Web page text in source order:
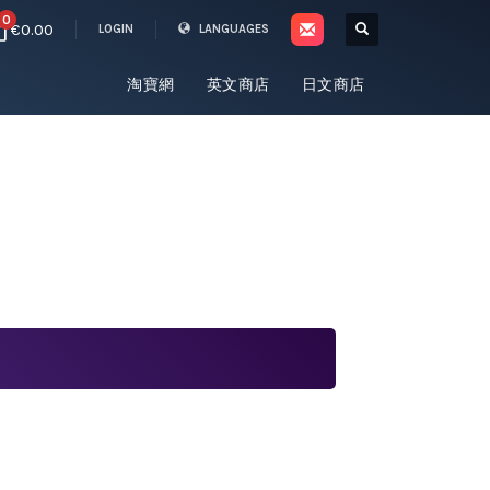
0€0.00 LOGIN LANGUAGES
淘寶網 英文商店 日文商店